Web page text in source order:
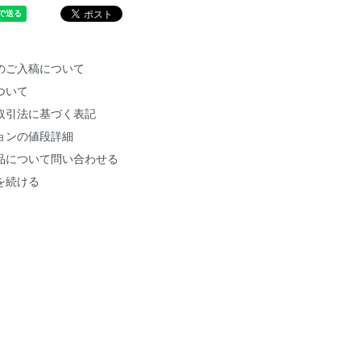
ご入稿について
いて
引法に基づく表記
ンの値段詳細
について問い合わせる
続ける